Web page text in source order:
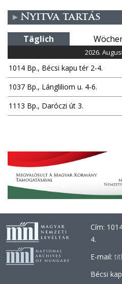
Nyitva tartás
Täglich
2026.
1014 Bp., Bécsi kapu tér 2-4.
1037 Bp., Lángliliom u. 4-6.
1113 Bp., Daróczi út 3.
Cím:
4.
E-mail:
Bécsi